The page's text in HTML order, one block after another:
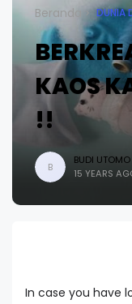
Beranda DUNIA
KAOS
!!
B
BUDI UTOMO
15 YEARS
In case you have